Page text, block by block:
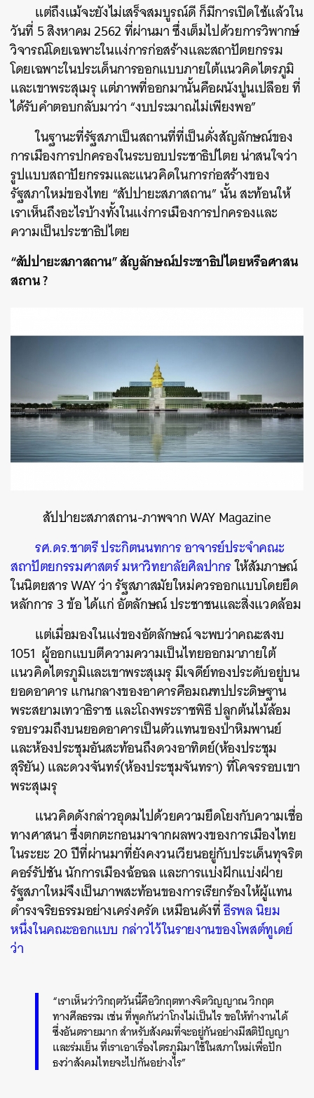
แต่ถึงแม้จะยังไม่เสร็จสมบูรณ์ดี ก็มีการเปิดใช้แล้วใน
วันที่ 5 สิงหาคม 2562 ที่ผ่านมา ซึ่งเต็มไปด้วยการวิพากษ์
วิจารณ์โดยเฉพาะในแง่การก่อสร้างและสถาปัตยกรรม
โดยเฉพาะในประเด็นการออกแบบภายใต้แนวคิดไตรภูมิ
และเขาพระสุเมรุ แต่ภาพที่ออกมานั้นคือผนังปูนเปลือย ที่
ได้รับคำตอบกลับมาว่า “งบประมาณไม่เพียงพอ”
ในฐานะที่รัฐสภาเป็นสถานที่ที่เป็นดั่งสัญลักษณ์ของ
การเมืองการปกครองในระบอบประชาธิปไตย น่าสนใจว่า
รูปแบบสถาปัยกรรมและแนวคิดในการก่อสร้างของ
รัฐสภาใหม่ของไทย “สัปปายะสภาสถาน” นั้น สะท้อนให้
เราเห็นถึงอะไรบ้างทั้งในแง่การเมืองการปกครองและ
ความเป็นประชาธิปไตย
“สัปปายะสภาสถาน” สัญลักษณ์ประชาธิปไตยหรือศาสน
สถาน ?
สัปปายะสภาสถาน-ภาพจาก WAY Magazine
รศ.ดร.ชาตรี ประกิตนนทการ อาจารย์ประจำคณะ
สถาปัตยกรรมศาสตร์ มหาวิทยาลัยศิลปากรให้สัมภาษณ์
ในนิตยสาร WAY ว่า รัฐสภาสมัยใหม่ควรออกแบบโดยยึด
หลักการ 3 ข้อ ได้แก่ อัตลักษณ์ ประชาชนและสิ่งแวดล้อม
แต่เมื่อมองในแง่ของอัตลักษณ์ จะพบว่าคณะสงบ
1051 ผู้ออกแบบตีความความเป็นไทยออกมาภายใต้
แนวคิดไตรภูมิและเขาพระสุเมรุ มีเจดีย์ทองประดับอยู่บน
ยอดอาคาร แกนกลางของอาคารคือมณฑปประดิษฐาน
พระสยามเทวาธิราช และโถงพระราชพิธี ปลูกต้นไม้ล้อม
รอบรวมถึงบนยอดอาคารเป็นตัวแทนของป่าหิมพานย์
และห้องประชุมอันสะท้อนถึงดวงอาทิตย์(ห้องประชุม
สุริยัน) และดวงจันทร์(ห้องประชุมจันทรา) ที่โคจรรอบเขา
พระสุเมรุ
แนวคิดดังกล่าวอุดมไปด้วยความยึดโยงกับความเชื่อ
ทางศาสนา ซึ่งตกตะกอนมาจากผลพวงของการเมืองไทย
ในระยะ 20 ปีที่ผ่านมาที่ยังคงวนเวียนอยู่กับประเด็นทุจริต
คอร์รัปชัน นักการเมืองฉ้อฉล และการแบ่งฝักแบ่งฝ่าย
รัฐสภาใหม่จึงเป็นภาพสะท้อนของการเรียกร้องให้ผู้แทน
ดำรงจริยธรรมอย่างเคร่งครัด เหมือนดังที่ธีรพล นิยม
หนึ่งในคณะออกแบบ กล่าวไว้ในรายงานของโพสต์ทูเดย์
ว่า
“เราเห็นว่าวิกฤตวันนี้คือวิกฤตทางจิตวิญญาณ วิกฤต
ทางศีลธรรม เช่น ที่พูดกันว่าโกงไม่เป็นไร ขอให้ทำงานได้
ซึ่งอันตรายมาก สำหรับสังคมที่จะอยู่กันอย่างมีสติปัญญา
และร่มเย็น ที่เราเอาเรื่องไตรภูมิมาใช้ในสภาใหม่เพื่อปัก
ธงว่าสังคมไทยจะไปกันอย่างไร”